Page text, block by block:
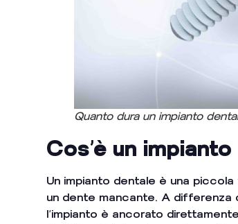
Quanto dura un impianto
Cos’è un
Un impianto dentale è una
un dente mancante. A differenza
l’impianto è ancorato